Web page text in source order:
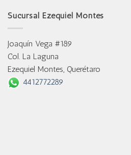
Sucursal Ezequiel Montes
Joaquín Vega #189
Col. La Laguna
Ezequiel Montes, Querétaro
4412772289